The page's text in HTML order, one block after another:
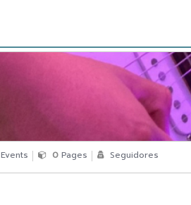
Events 0 Pages Seguidores